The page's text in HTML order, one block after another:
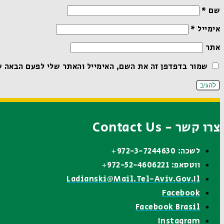
שם *
אימייל *
אתר
שמור בדפדפן זה את השם, האימייל והאתר שלי לפעם הבאה
צרו קשר - Contact Us
לשכה: 972-3-7244630+
ווטסאפ: 972-52-4606221+
Ladianski@mail.tel-Aviv.gov.il
Facebook
Facebook Brasil
Instagram